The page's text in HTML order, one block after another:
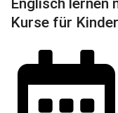
Englisch lernen
Kurse für